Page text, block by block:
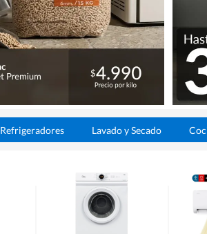
Refrigeradores Lavado y Secado